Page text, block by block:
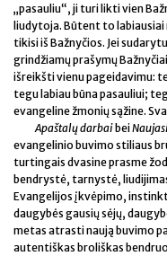
„pasauliu“, ji turi likti vien
liudytoja. Būtent to labiausiai
tikisi iš Bažnyčios. Jei
grindžiamų prašymų
išreikšti vienu pageidavimu:
tegu labiau būna pasauliui;
evangeline žmonių sąžine.
Apaštalų darbaibei
evangelinio buvimo stiliaus
turtingais dvasine prasme
bendrystė, tarnystė,
Evangelijos įkvėpimo,
daugybės gausių sėjų,
metas atrasti naują buvimo
autentiškas broliškas